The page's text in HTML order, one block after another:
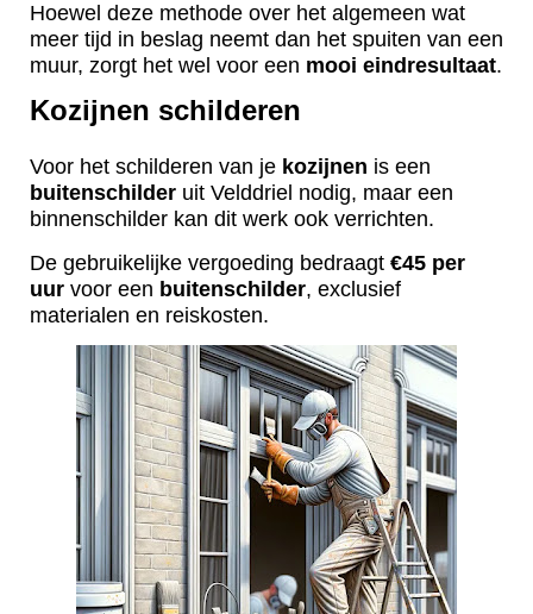
Hoewel deze methode over het algemeen wat
meer tijd in beslag neemt dan het spuiten van een
muur, zorgt het wel voor een mooi eindresultaat.
Kozijnen schilderen
Voor het schilderen van je kozijnen is een
buitenschilder uit Velddriel nodig, maar een
binnenschilder kan dit werk ook verrichten.
De gebruikelijke vergoeding bedraagt €45 per
uur voor een buitenschilder, exclusief
materialen en reiskosten.